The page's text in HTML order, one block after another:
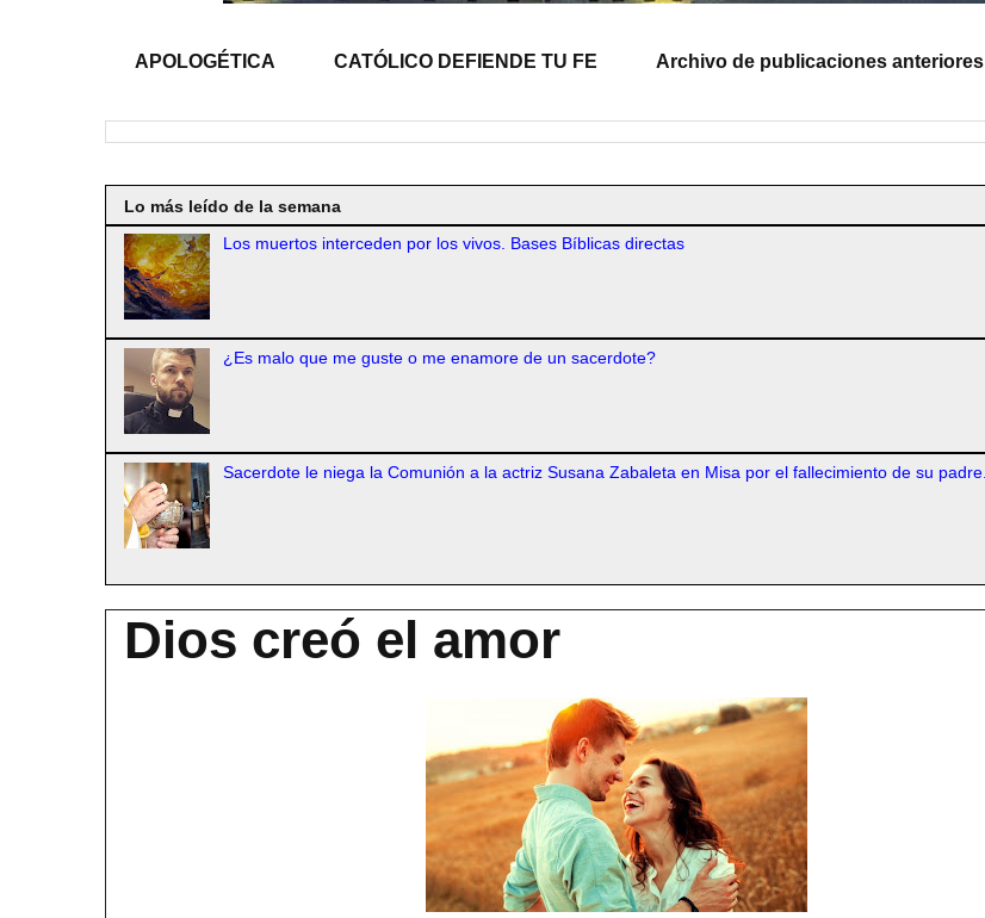
APOLOGÉTICA CATÓLICO DEFIENDE TU FE Archivo de publicaciones anteriores
Lo más leído de la semana
Los muertos interceden por los vivos. Bases Bíblicas directas
¿Es malo que me guste o me enamore de un sacerdote?
Sacerdote le niega la Comunión a la actriz Susana Zabaleta en Misa por el fallecimiento de su padre.
Dios creó el amor